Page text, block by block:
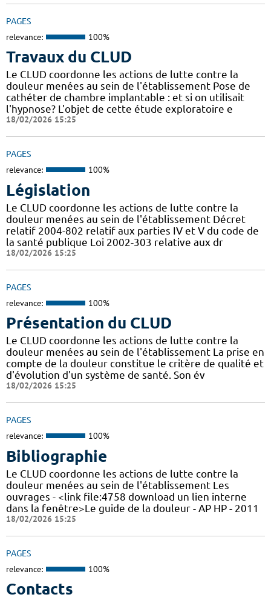
PAGES
relevance: 100%
Travaux du CLUD
Le CLUD coordonne les actions de lutte contre la
douleur menées au sein de l'établissement Pose de
cathéter de chambre implantable : et si on utilisait
l'hypnose? L'objet de cette étude exploratoire e
18/02/2026 15:25
PAGES
relevance: 100%
Législation
Le CLUD coordonne les actions de lutte contre la
douleur menées au sein de l'établissement Décret
relatif 2004-802 relatif aux parties IV et V du code de
la santé publique Loi 2002-303 relative aux dr
18/02/2026 15:25
PAGES
relevance: 100%
Présentation du CLUD
Le CLUD coordonne les actions de lutte contre la
douleur menées au sein de l'établissement La prise en
compte de la douleur constitue le critère de qualité et
d'évolution d'un système de santé. Son év
18/02/2026 15:25
PAGES
relevance: 100%
Bibliographie
Le CLUD coordonne les actions de lutte contre la
douleur menées au sein de l'établissement Les
ouvrages - <link file:4758 download un lien interne
dans la fenêtre>Le guide de la douleur - AP HP - 2011
18/02/2026 15:25
PAGES
relevance: 100%
Contacts